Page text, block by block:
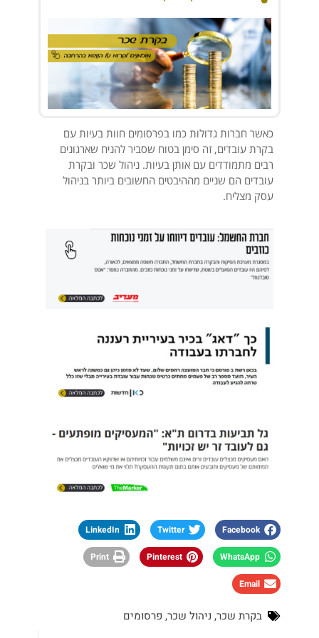
כאשר חברות גדולות כמו בפרסומים חוות בעיות עם
בקרת עובדים, זה סימן בטוח שסביר להניח שארגונים
רבים מתמודדים עם אותן בעיות. ניהול שכר ובקרת
עובדים הם שניים מההיבטים החשובים ביותר בניהול
עסק מצליח.
Facebook
Twitter
LinkedIn
WhatsApp
Pinterest
Print
Email
בקרת שכר, ניהול שכר, פרסומים